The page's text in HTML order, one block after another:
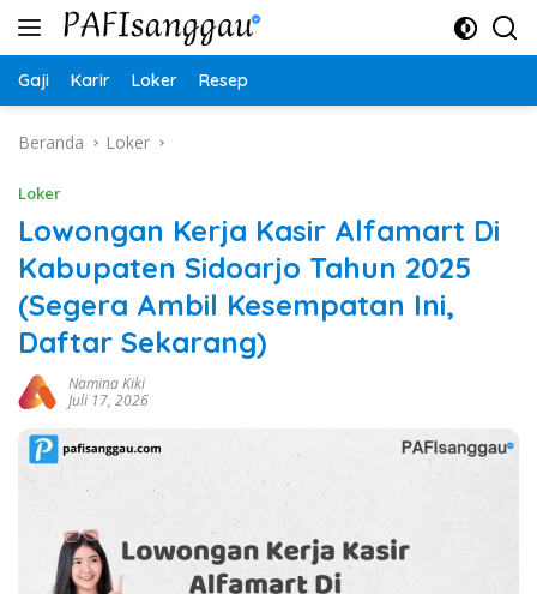
Langsung
Gaji Karir Loker Resep
Beranda Loker
Loker
Lowongan Kerja Kasir Alfamart Di
Kabupaten Sidoarjo Tahun 2025
(Segera Ambil Kesempatan Ini,
Daftar Sekarang)
Namina Kiki
Juli 17, 2026